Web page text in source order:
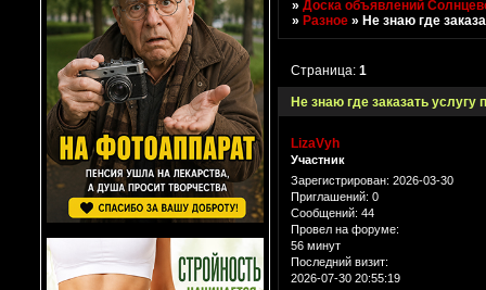
»Доска объявлений
»Разное »Не знаю где
Не знаю где заказать услугу
Страница:1
LizaVyh
Участник
Зарегистрирован: 2026-03-30
Приглашений: 0
Сообщений: 44
Провел на форуме:
56 минут
Последний визит:
2026-07-30 20:55:19